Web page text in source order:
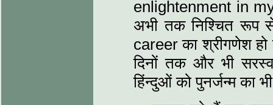
enlightenment in
अभी तक निश्चित रूप
career का श्रीगणेश
दिनों तक और भी
हिंन्‍दुओं को पुनर्जन्‍म का